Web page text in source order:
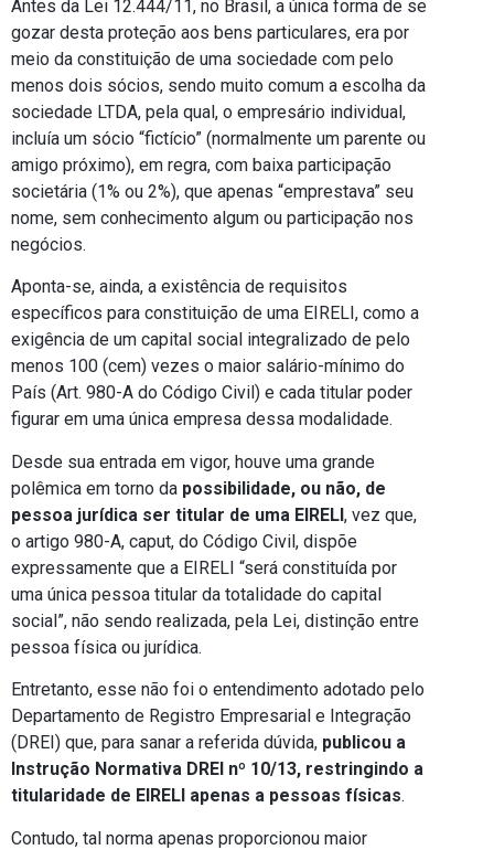
Antes da Lei 12.444/11, no Brasil, a única forma de se
gozar desta proteção aos bens particulares, era por
meio da constituição de uma sociedade com pelo
menos dois sócios, sendo muito comum a escolha da
sociedade LTDA, pela qual, o empresário individual,
incluía um sócio “fictício” (normalmente um parente ou
amigo próximo), em regra, com baixa participação
societária (1% ou 2%), que apenas “emprestava” seu
nome, sem conhecimento algum ou participação nos
negócios.
Aponta-se, ainda, a existência de requisitos
específicos para constituição de uma EIRELI, como a
exigência de um capital social integralizado de pelo
menos 100 (cem) vezes o maior salário-mínimo do
País (Art. 980-A do Código Civil) e cada titular poder
figurar em uma única empresa dessa modalidade.
Desde sua entrada em vigor, houve uma grande
polêmica em torno da possibilidade, ou não, de
pessoa jurídica ser titular de uma EIRELI, vez que,
o artigo 980-A, caput, do Código Civil, dispõe
expressamente que a EIRELI “será constituída por
uma única pessoa titular da totalidade do capital
social”, não sendo realizada, pela Lei, distinção entre
pessoa física ou jurídica.
Entretanto, esse não foi o entendimento adotado pelo
Departamento de Registro Empresarial e Integração
(DREI) que, para sanar a referida dúvida, publicou a
Instrução Normativa DREI nº 10/13, restringindo a
titularidade de EIRELI apenas a pessoas físicas.
Contudo, tal norma apenas proporcionou maior